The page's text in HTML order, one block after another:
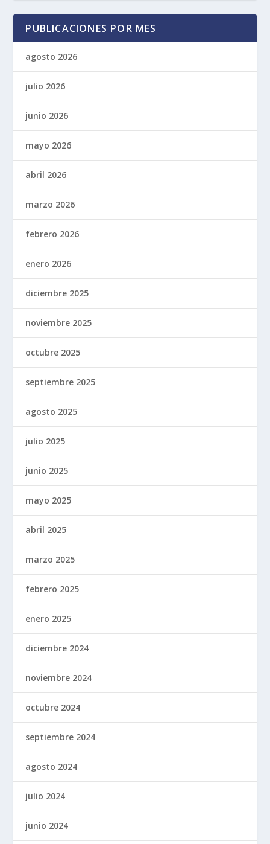
PUBLICACIONES POR MES
agosto 2026
julio 2026
junio 2026
mayo 2026
abril 2026
marzo 2026
febrero 2026
enero 2026
diciembre 2025
noviembre 2025
octubre 2025
septiembre 2025
agosto 2025
julio 2025
junio 2025
mayo 2025
abril 2025
marzo 2025
febrero 2025
enero 2025
diciembre 2024
noviembre 2024
octubre 2024
septiembre 2024
agosto 2024
julio 2024
junio 2024